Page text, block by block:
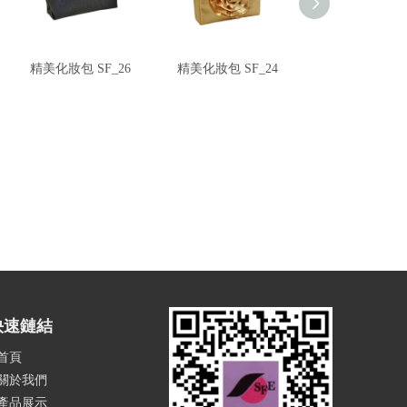
精美化妝包 SF_26 精美化妝包 SF_24
速鏈結
頁
於我們
品展示